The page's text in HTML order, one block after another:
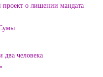
проект о лишении мандата
два человека